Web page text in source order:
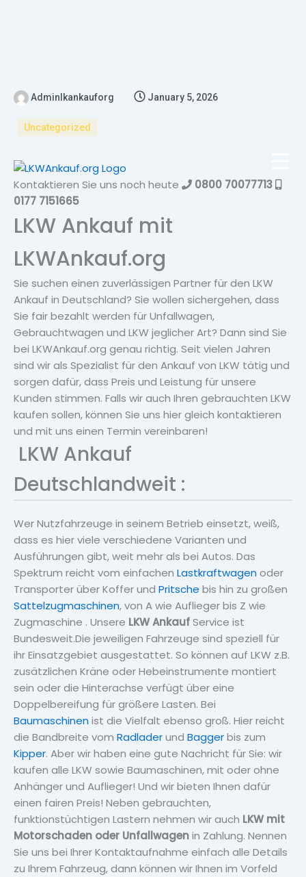
Adminlkankauforg January 5, 2026
Uncategorized
Kontaktieren Sie uns noch heute
0800 70077713
0177 7151665
LKW Ankauf mit
LKWAnkauf.org
Sie suchen einen zuverlässigen Partner für den LKW
Ankauf in Deutschland? Sie wollen sichergehen, dass
Sie fair bezahlt werden für Unfallwagen,
Gebrauchtwagen und LKW jeglicher Art? Dann sind Sie
bei LKWAnkauf.org genau richtig. Seit vielen Jahren
sind wir als Spezialist für den Ankauf von LKW tätig und
sorgen dafür, dass Preis und Leistung für unsere
Kunden stimmen. Falls wir auch Ihren gebrauchten LKW
kaufen sollen, können Sie uns hier gleich kontaktieren
und mit uns einen Termin vereinbaren!
LKW Ankauf
Deutschlandweit :
Wer Nutzfahrzeuge in seinem Betrieb einsetzt, weiß,
dass es hier viele verschiedene Varianten und
Ausführungen gibt, weit mehr als bei Autos. Das
Spektrum reicht vom einfachen Lastkraftwagen oder
Transporter über Koffer und Pritsche bis hin zu großen
Sattelzugmaschinen, von A wie Auflieger bis Z wie
Zugmaschine . Unsere LKW AnkaufService ist
Bundesweit.Die jeweiligen Fahrzeuge sind speziell für
ihr Einsatzgebiet ausgestattet. So können auf LKW z.B.
zusätzlichen Kräne oder Hebeinstrumente montiert
sein oder die Hinterachse verfügt über eine
Doppelbereifung für größere Lasten. Bei
Baumaschinen ist die Vielfalt ebenso groß. Hier reicht
die Bandbreite vom Radladerund Baggerbis zum
Kipper. Aber wir haben eine gute Nachricht für Sie: wir
kaufen alle LKW sowie Baumaschinen, mit oder ohne
Anhänger und Auflieger! Und wir bieten Ihnen dafür
einen fairen Preis! Neben gebrauchten,
funktionstüchtigen Lastern nehmen wir auch LKW mit
Motorschaden oder Unfallwagenin Zahlung. Nennen
Sie uns bei Ihrer Kontaktaufnahme einfach alle Details
zu Ihrem Fahrzeug, dann können wir Ihnen im Vorfeld